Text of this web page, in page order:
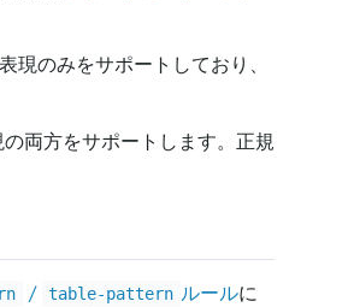
現のみをサポートしており、
両方をサポートします。正規
/ table-pattern ルールに